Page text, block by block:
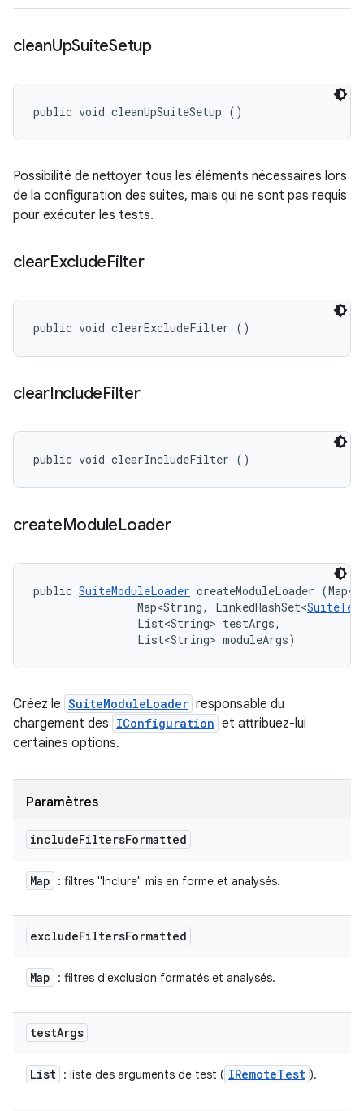
cleanUpSuiteSetup
public void cleanUpSuiteSetup ()
Possibilité de nettoyer tous les éléments nécessaires lors
de la configuration des suites, mais qui ne sont pas requis
pour exécuter les tests.
clearExcludeFilter
public void clearExcludeFilter ()
clearIncludeFilter
public void clearIncludeFilter ()
createModuleLoader
public SuiteModuleLoader createModuleLoader
                Map<String, LinkedHashSet<
                List<String> testArgs,
                List<String> moduleArgs)
Créez le SuiteModuleLoader responsable du
chargement des IConfiguration et attribuez-lui
certaines options.
Paramètres
includeFiltersFormatted
Map : filtres "Inclure" mis en forme et analysés.
excludeFiltersFormatted
Map : filtres d'exclusion formatés et analysés.
testArgs
List : liste des arguments de test ( IRemoteTest ).